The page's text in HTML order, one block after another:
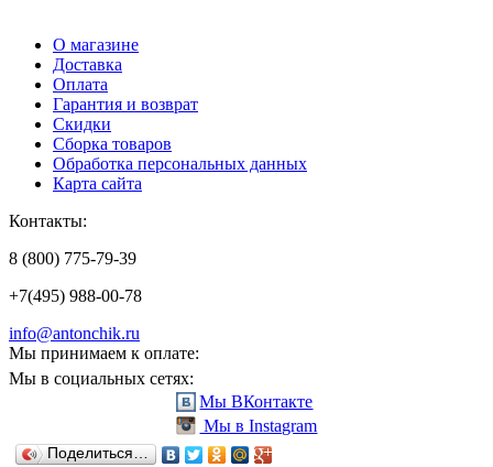
О магазине
Доставка
Оплата
Гарантия и возврат
Скидки
Сборка товаров
Обработка персональных данных
Карта сайта
Контакты:
8 (800) 775-79-39
+7(495) 988-00-78
info@antonchik.ru
Мы принимаем к оплате:
Мы в социальных сетях:
Мы ВКонтакте
Мы в Instagram
Поделиться…